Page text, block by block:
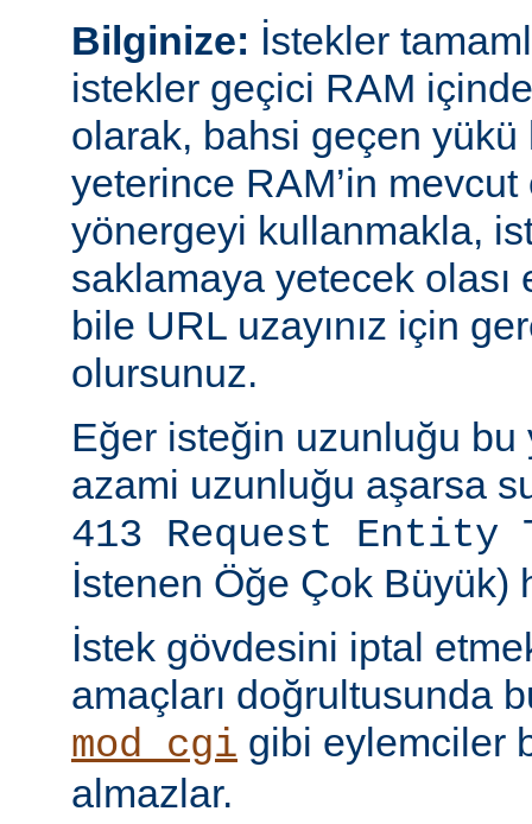
Bilginize: İstekler
istekler geçici RAM
olarak, bahsi geçen yükü
yeterince RAM’in mevcut
yönergeyi kullanmakla,
saklamaya yetecek olası
bile URL uzayınız için
olursunuz.
Eğer isteğin uzunluğu bu
azami uzunluğu aşarsa
413 Request Entity
İstenen Öğe Çok Büyük)
İstek gövdesini iptal
amaçları doğrultusunda
mod_cgi gibi eylemciler
almazlar.